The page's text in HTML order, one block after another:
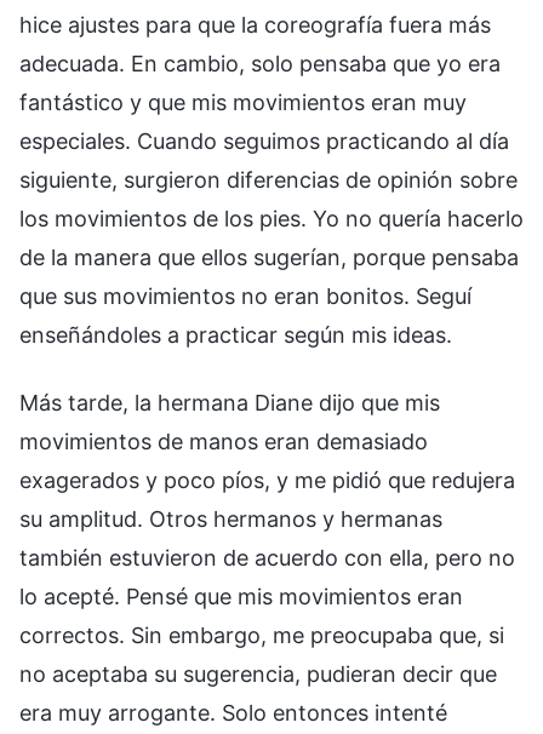
hice ajustes para que la coreografía fuera más
adecuada. En cambio, solo pensaba que yo era
fantástico y que mis movimientos eran muy
especiales. Cuando seguimos practicando al día
siguiente, surgieron diferencias de opinión sobre
los movimientos de los pies. Yo no quería hacerlo
de la manera que ellos sugerían, porque pensaba
que sus movimientos no eran bonitos. Seguí
enseñándoles a practicar según mis ideas.
Más tarde, la hermana Diane dijo que mis
movimientos de manos eran demasiado
exagerados y poco píos, y me pidió que redujera
su amplitud. Otros hermanos y hermanas
también estuvieron de acuerdo con ella, pero no
lo acepté. Pensé que mis movimientos eran
correctos. Sin embargo, me preocupaba que, si
no aceptaba su sugerencia, pudieran decir que
era muy arrogante. Solo entonces intenté